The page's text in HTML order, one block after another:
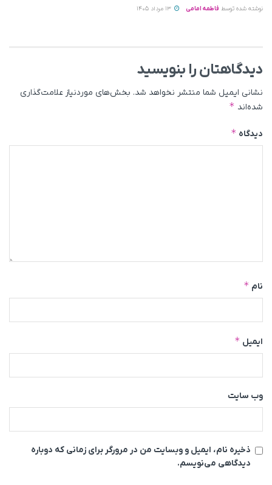
نوشته شده توسط فاطمه امامی
دیدگاهتان را بنویسید
نشانی ایمیل شما منتشر نخواهد شد. بخش‌های موردنیاز علامت‌گذاری
شده‌اند *
دیدگاه *
نام *
ایمیل *
وب‌ سایت
ذخیره نام، ایمیل و وبسایت من در مرورگر برای زمانی که دوباره
دیدگاهی می‌نویسم.